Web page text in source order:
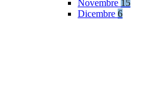
Novembre 15
Dicembre 6